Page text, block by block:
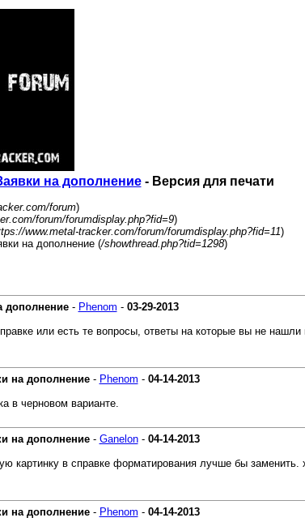
на дополнение- Версия для печати
forum)
forum/forumdisplay.php?fid=9)
www.metal-tracker.com/forum/forumdisplay.php?fid=11)
на дополнение (/showthread.php?tid=1298)
дополнение- Phenom - 03-29-2013
или есть те вопросы, ответы на которые вы не
на дополнение- Phenom - 04-14-2013
в черновом варианте.
на дополнение- Ganelon- 04-14-2013
картинку в справке форматирования лучше бы заменить.
на дополнение- Phenom - 04-14-2013